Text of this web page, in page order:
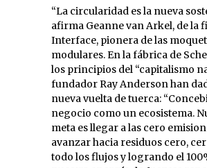
“La circularidad es la nueva
afirma Geanne van Arkel, de la
Interface, pionera de las
modulares. En la fábrica de
los principios del “capitalismo
fundador Ray Anderson han
nueva vuelta de tuerca:
negocio como un ecosistema.
meta es llegar a las cero
avanzar hacia residuos cero,
todo los flujos y logrando el